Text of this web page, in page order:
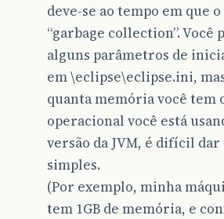
deve-se ao tempo em que o
“garbage collection”. Você
alguns parâmetros de
em \eclipse\eclipse.ini,
quanta memória você tem
operacional você está
versão da JVM, é difícil
simples.
(Por exemplo, minha
tem 1GB de memória, e